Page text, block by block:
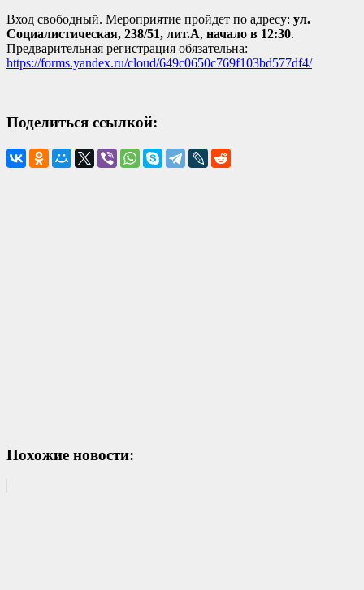
Вход свободный. Мероприятие пройдет по адресу: ул.
Социалистическая, 238/51, лит.А, начало в 12:30.
Предварительная регистрация обязательна:
https://forms.yandex.ru/cloud/649c0650c769f103bd577df4/
Поделиться ссылкой:
Похожие новости: